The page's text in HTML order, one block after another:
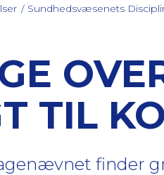
Sundhedsvæsenets
TIL
finder